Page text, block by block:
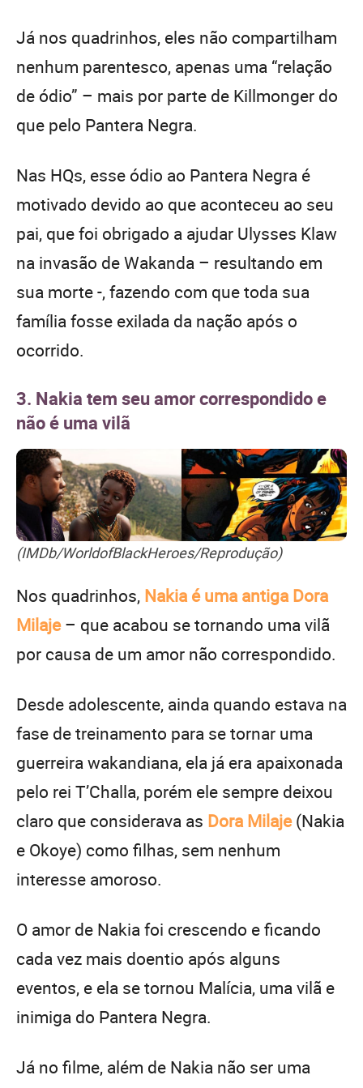
Já nos quadrinhos, eles não compartilham
nenhum parentesco, apenas uma “relação
de ódio” – mais por parte de Killmonger do
que pelo Pantera Negra.
Nas HQs, esse ódio ao Pantera Negra é
motivado devido ao que aconteceu ao seu
pai, que foi obrigado a ajudar Ulysses Klaw
na invasão de Wakanda – resultando em
sua morte -, fazendo com que toda sua
família fosse exilada da nação após o
ocorrido.
3. Nakia tem seu amor correspondido e
não é uma vilã
(IMDb/WorldofBlackHeroes/Reprodução)
Nos quadrinhos, Nakia é uma antiga Dora
Milaje– que acabou se tornando uma vilã
por causa de um amor não correspondido.
Desde adolescente, ainda quando estava na
fase de treinamento para se tornar uma
guerreira wakandiana, ela já era apaixonada
pelo rei T’Challa, porém ele sempre deixou
claro que considerava as Dora Milaje(Nakia
e Okoye) como filhas, sem nenhum
interesse amoroso.
O amor de Nakia foi crescendo e ficando
cada vez mais doentio após alguns
eventos, e ela se tornou Malícia, uma vilã e
inimiga do Pantera Negra.
Já no filme, além de Nakia não ser uma